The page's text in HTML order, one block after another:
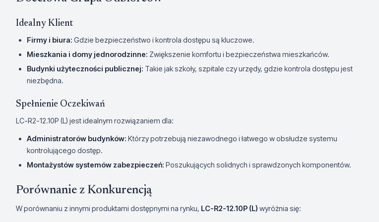
Idealny Klient
Firmy i biura: Gdzie bezpieczeństwo i kontrola dostępu są kluczowe.
Mieszkania i domy jednorodzinne: Zwiększenie komfortu i bezpieczeństwa mieszkańców.
Budynki użyteczności publicznej: Takie jak szkoły, szpitale czy urzędy, gdzie kontrola dostępu jest
niezbędna.
Spełnienie Oczekiwań
LC-R2-12.10P (L) jest idealnym rozwiązaniem dla:
Administratorów budynków: Którzy potrzebują niezawodnego i łatwego w obsłudze systemu
kontrolującego dostęp.
Montażystów systemów zabezpieczeń: Poszukujących solidnych i sprawdzonych komponentów.
Porównanie z Konkurencją
W porównaniu z innymi produktami dostępnymi na rynku, LC-R2-12.10P (L) wyróżnia się: